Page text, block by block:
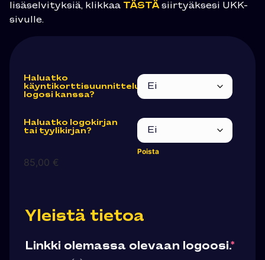
lisäselvityksiä, klikkaa TÄSTÄsiirtyäksesi UKK-
sivulle.
Haluatko
käyntikorttisuunnittelun
logosi kanssa?
Haluatko logokirjan
tai tyylikirjan?
Poista
85,00 €
Yleistä tietoa
Linkki olemassa olevaan logoosi.*